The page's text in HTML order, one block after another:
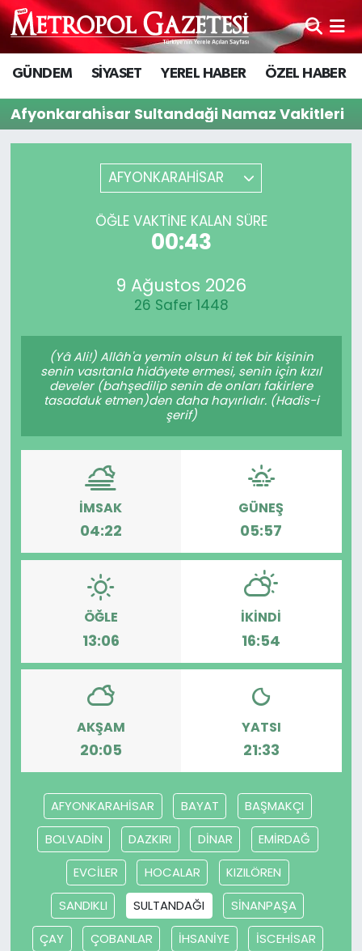
GÜNDEM SİYASET YEREL HABER ÖZEL HABER
Afyonkarahi̇sar Sultandaği Namaz Vakitleri
AFYONKARAHİSAR
ÖĞLE VAKTİNE KALAN SÜRE
00:43
9 Ağustos 2026
26 Safer 1448
(Yâ Ali!) Allâh'a yemin olsun ki tek bir kişinin
senin vasıtanla hidâyete ermesi, senin için kızıl
develer (bahşedilip senin de onları fakirlere
tasadduk etmen)den daha hayırlıdır. (Hadis-i
şerif)
İMSAK
04:22
GÜNEŞ
05:57
ÖĞLE
13:06
İKINDI
16:54
AKŞAM
20:05
YATSI
21:33
AFYONKARAHİSAR BAYAT
BAŞMAKÇI
BOLVADİN
DAZKIRI DİNAR
EMİRDAĞ
EVCİLER
HOCALAR
KIZILÖREN
SANDIKLI
SULTANDAĞI
SİNANPAŞA
ÇAY
ÇOBANLAR İHSANİYE
İSCEHİSAR
Hava Durumu
Trafik Durumu
Süper Lig Puan Durumu ve Fikstür
Tüm Manşetler
Son Dakika Haberleri